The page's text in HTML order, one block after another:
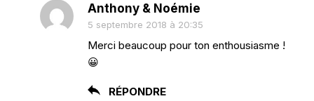
Anthony & Noémie
5 septembre 2018 à 20:35
Merci beaucoup pour ton enthousiasme !
😀
RÉPONDRE